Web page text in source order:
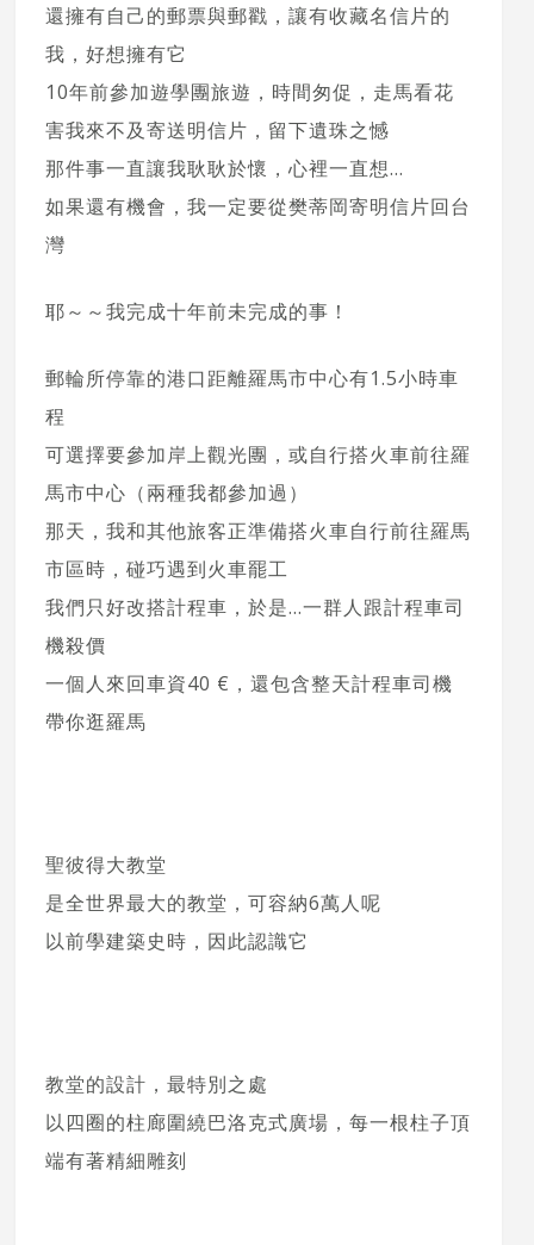
還擁有自己的郵票與郵戳，讓有收藏名信片的
我，好想擁有它
10年前參加遊學團旅遊，時間匆促，走馬看花
害我來不及寄送明信片，留下遺珠之憾
那件事一直讓我耿耿於懷，心裡一直想…
如果還有機會，我一定要從樊蒂岡寄明信片回台
灣
耶～～我完成十年前未完成的事！
郵輪所停靠的港口距離羅馬市中心有1.5小時車
程
可選擇要參加岸上觀光團，或自行搭火車前往羅
馬市中心（兩種我都參加過）
那天，我和其他旅客正準備搭火車自行前往羅馬
市區時，碰巧遇到火車罷工
我們只好改搭計程車，於是…一群人跟計程車司
機殺價
一個人來回車資40 €，還包含整天計程車司機
帶你逛羅馬
聖彼得大教堂
是全世界最大的教堂，可容納6萬人呢
以前學建築史時，因此認識它
教堂的設計，最特別之處
以四圈的柱廊圍繞巴洛克式廣場，每一根柱子頂
端有著精細雕刻